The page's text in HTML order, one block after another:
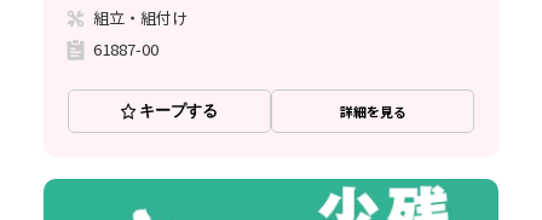
組立・組付け
61887-00
キープする 詳細を見る